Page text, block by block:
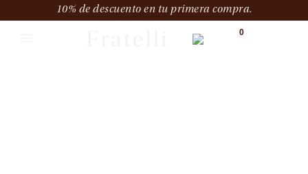
10% de descuento en tu primera compra.
0